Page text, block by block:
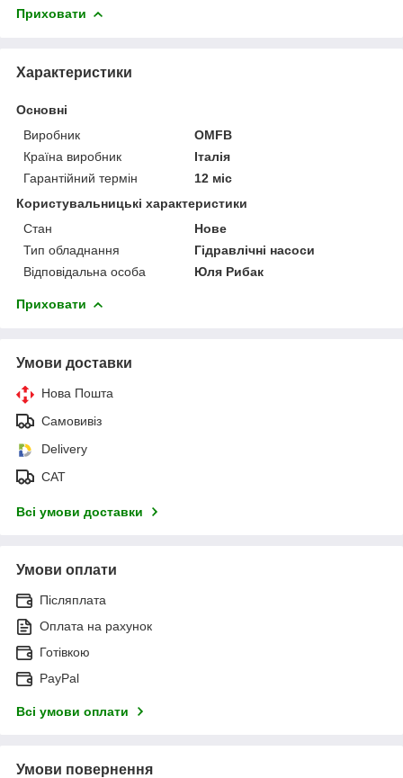
Приховати
Характеристики
Основні
Виробник
OMFB
Країна виробник
Італія
Гарантійний термін
12 міс
Користувальницькі характеристики
Стан
Нове
Тип обладнання
Гідравлічні насоси
Відповідальна особа
Юля Рибак
Приховати
Умови доставки
Нова Пошта
Самовивіз
Delivery
САТ
Всі умови доставки
Умови оплати
Післяплата
Оплата на рахунок
Готівкою
PayPal
Всі умови оплати
Умови повернення